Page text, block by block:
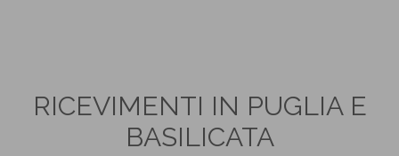
RICEVIMENTI IN PUGLIA E
BASILICATA